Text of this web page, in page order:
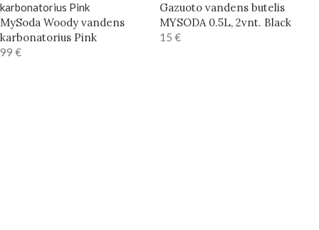
MySoda Woody vandens
karbonatorius Pink
99 €
Gazuoto vandens butelis
MYSODA 0.5L, 2vnt. Black
15 €